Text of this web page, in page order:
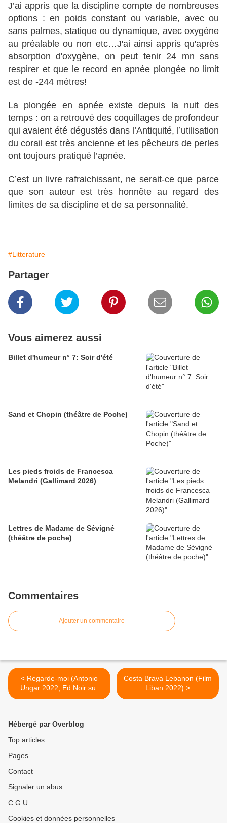
J’ai appris que la discipline compte de nombreuses
options : en poids constant ou variable, avec ou
sans palmes, statique ou dynamique, avec oxygène
au préalable ou non etc…J'ai ainsi appris qu'après
absorption d'oxygène, on peut tenir 24 mn sans
respirer et que le record en apnée plongée no limit
est de -244 mètres!
La plongée en apnée existe depuis la nuit des
temps : on a retrouvé des coquillages de profondeur
qui avaient été dégustés dans l’Antiquité, l’utilisation
du corail est très ancienne et les pêcheurs de perles
ont toujours pratiqué l’apnée.
C’est un livre rafraichissant, ne serait-ce que parce
que son auteur est très honnête au regard des
limites de sa discipline et de sa personnalité.
#Litterature
Partager
Vous aimerez aussi
Billet d'humeur n° 7: Soir d'été
Sand et Chopin (théâtre de Poche)
Les pieds froids de Francesca
Melandri (Gallimard 2026)
Lettres de Madame de Sévigné
(théâtre de poche)
Commentaires
Ajouter un commentaire
< Regarde-moi (Antonio
Ungar 2022, Ed Noir sur
Blanc)
Costa Brava Lebanon (Film
Liban 2022) >
Hébergé par Overblog
Top articles
Pages
Contact
Signaler un abus
C.G.U.
Cookies et données personnelles